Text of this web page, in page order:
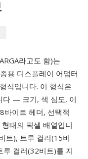
라고도 함)는
용 디스플레이 어댑터
식입니다. 이 형식은
다 — 크기, 색 심도, 이
바이트 헤더, 선택적
태의 픽셀 배열입니
트), 트루 컬러(15비
컬러(32비트)를 지